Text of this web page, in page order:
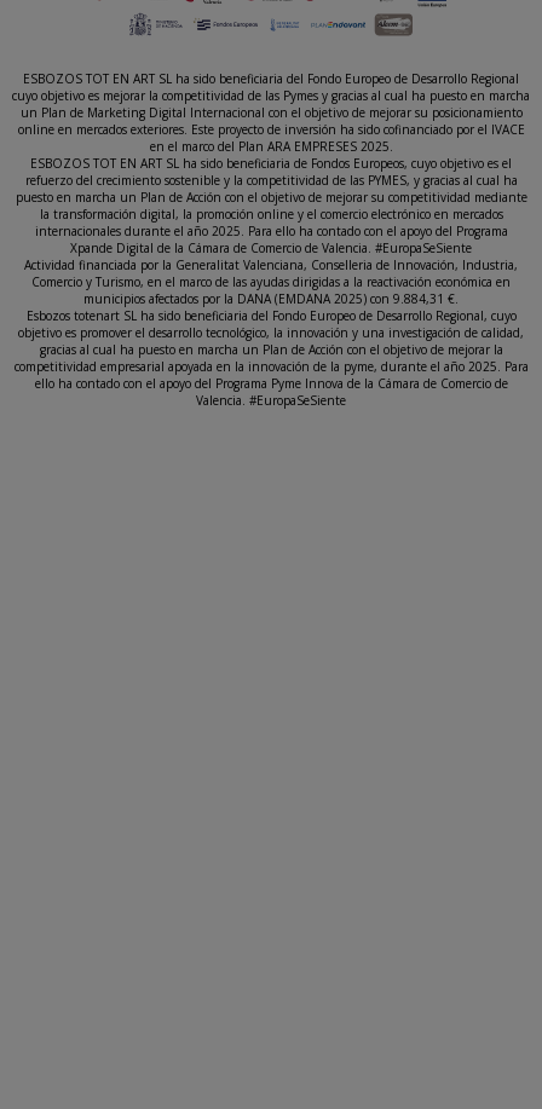
ESBOZOS TOT EN ART SL ha sido beneficiaria del Fondo Europeo de Desarrollo Regional
cuyo objetivo es mejorar la competitividad de las Pymes y gracias al cual ha puesto en marcha
un Plan de Marketing Digital Internacional con el objetivo de mejorar su posicionamiento
online en mercados exteriores. Este proyecto de inversión ha sido cofinanciado por el IVACE
en el marco del Plan ARA EMPRESES 2025.
ESBOZOS TOT EN ART SL ha sido beneficiaria de Fondos Europeos, cuyo objetivo es el
refuerzo del crecimiento sostenible y la competitividad de las PYMES, y gracias al cual ha
puesto en marcha un Plan de Acción con el objetivo de mejorar su competitividad mediante
la transformación digital, la promoción online y el comercio electrónico en mercados
internacionales durante el año 2025. Para ello ha contado con el apoyo del Programa
Xpande Digital de la Cámara de Comercio de Valencia. #EuropaSeSiente
Actividad financiada por la Generalitat Valenciana, Conselleria de Innovación, Industria,
Comercio y Turismo, en el marco de las ayudas dirigidas a la reactivación económica en
municipios afectados por la DANA (EMDANA 2025) con 9.884,31 €.
Esbozos totenart SL ha sido beneficiaria del Fondo Europeo de Desarrollo Regional, cuyo
objetivo es promover el desarrollo tecnológico, la innovación y una investigación de calidad,
gracias al cual ha puesto en marcha un Plan de Acción con el objetivo de mejorar la
competitividad empresarial apoyada en la innovación de la pyme, durante el año 2025. Para
ello ha contado con el apoyo del Programa Pyme Innova de la Cámara de Comercio de
Valencia. #EuropaSeSiente